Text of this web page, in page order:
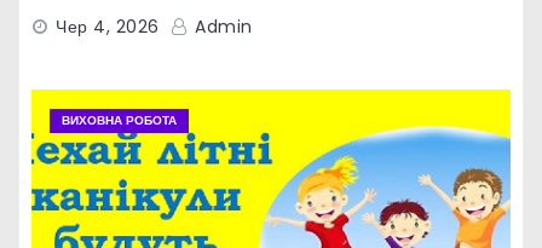
Чер 4, 2026 Admin
ВИХОВНА РОБОТА